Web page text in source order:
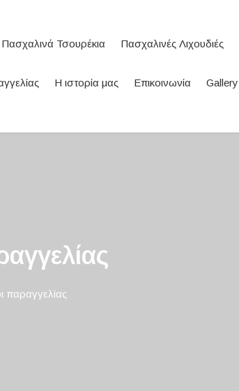
Πασχαλινά Τσουρέκια Πασχαλινές Λιχουδιές
Η ιστορία μας Επικοινωνία Gallery
παραγγελίας